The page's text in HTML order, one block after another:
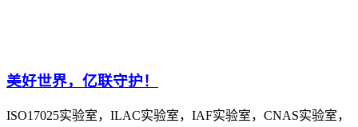
美好世界，亿联守护！
ISO17025实验室，ILAC实验室，IAF实验室，CNAS实验室，